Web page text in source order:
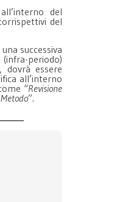
del
del
successiva
periodo)
dovrà essere
all’interno
“Revisione
”.